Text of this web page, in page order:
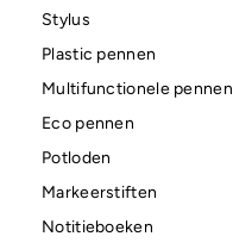
Stylus
Plastic pennen
Multifunctionele pennen
Eco pennen
Potloden
Markeerstiften
Notitieboeken